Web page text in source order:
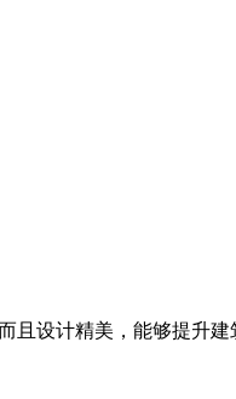
设计精美，能够提升建